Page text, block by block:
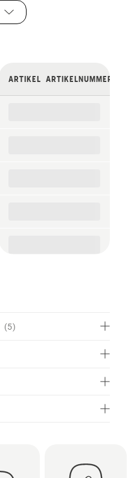
ARTIKEL ARTIKELNUMMER
(5)